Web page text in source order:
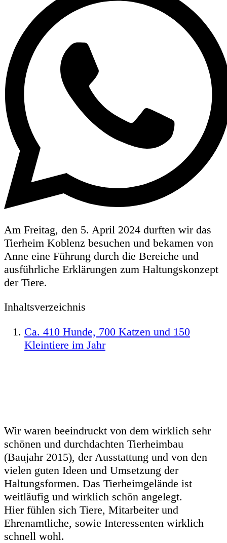
Am Freitag, den 5. April 2024 durften wir das
Tierheim Koblenz besuchen und bekamen von
Anne eine Führung durch die Bereiche und
ausführliche Erklärungen zum Haltungskonzept
der Tiere.
Inhaltsverzeichnis
Ca. 410 Hunde, 700 Katzen und 150
Kleintiere im Jahr
Wir waren beeindruckt von dem wirklich sehr
schönen und durchdachten Tierheimbau
(Baujahr 2015), der Ausstattung und von den
vielen guten Ideen und Umsetzung der
Haltungsformen. Das Tierheimgelände ist
weitläufig und wirklich schön angelegt.
Hier fühlen sich Tiere, Mitarbeiter und
Ehrenamtliche, sowie Interessenten wirklich
schnell wohl.